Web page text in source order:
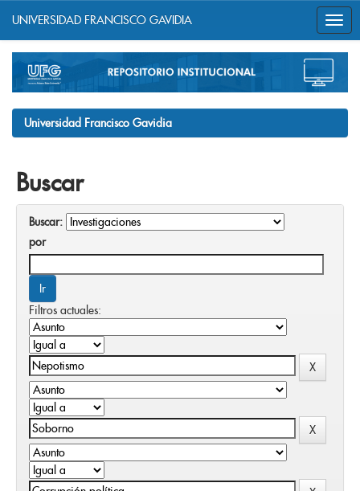
navigation
UNIVERSIDAD FRANCISCO GAVIDIA
Universidad Francisco Gavidia
Buscar
Buscar:
por
Filtros actuales: